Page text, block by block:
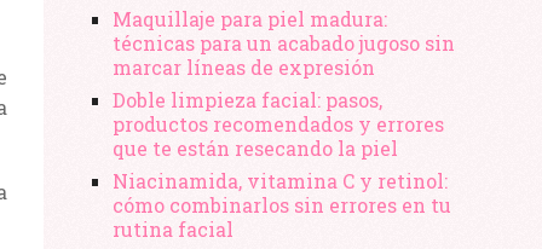
Maquillaje para piel madura:
técnicas para un acabado jugoso sin
marcar líneas de expresión
Doble limpieza facial: pasos,
productos recomendados y errores
que te están resecando la piel
Niacinamida, vitamina C y retinol:
cómo combinarlos sin errores en tu
rutina facial